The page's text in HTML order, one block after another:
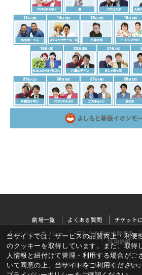
当サイトでは、サービスの品質向上・利便
のクッキーを取得しています。また、取得
人情報と紐付けて管理・利用する場合がご
いて同意の上、当サイトをご利用ください
劇場一覧 よくある質問
チケット
プライバシーポリシー
反社会的勢力排除宣言
採用情報
©YOSHIMOTO KOGYO, All